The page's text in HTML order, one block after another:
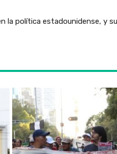
la política estadounidense, y